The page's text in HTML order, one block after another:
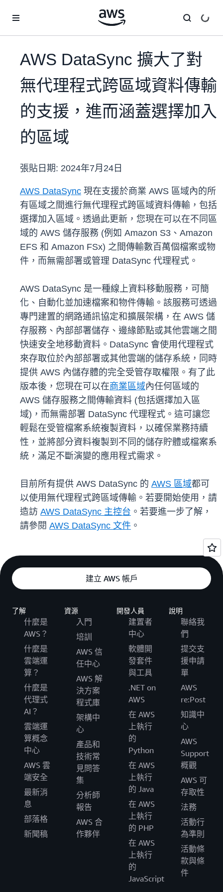
AWS DataSync 擴大了對
無代理程式跨區域資料傳輸
的支援，進而涵蓋選擇加入
的區域
張貼日期: 2024年7月24日
AWS DataSync 現在支援於商業 AWS 區域內的所
有區域之間進行無代理程式跨區域資料傳輸，包括
選擇加入區域。透過此更新，您現在可以在不同區
域的 AWS 儲存服務 (例如 Amazon S3、Amazon
EFS 和 Amazon FSx) 之間傳輸數百萬個檔案或物
件，而無需部署或管理 DataSync 代理程式。
AWS DataSync 是一種線上資料移動服務，可簡
化、自動化並加速檔案和物件傳輸。該服務可透過
專門建置的網路通訊協定和擴展架構，在 AWS 儲
存服務、內部部署儲存、邊緣節點或其他雲端之間
快速安全地移動資料。DataSync 會使用代理程式
來存取位於內部部署或其他雲端的儲存系統，同時
提供 AWS 內儲存體的完全受管存取權限。有了此
版本後，您現在可以在商業區域內任何區域的
AWS 儲存服務之間傳輸資料 (包括選擇加入區
域)，而無需部署 DataSync 代理程式。這可讓您
輕鬆在受管檔案系統複製資料，以確保業務持續
性，並將部分資料複製到不同的儲存貯體或檔案系
統，滿足不斷演變的應用程式需求。
目前所有提供 AWS DataSync 的 AWS 區域都可
以使用無代理程式跨區域傳輸。若要開始使用，請
造訪 AWS DataSync 主控台 。若要進一步了解，
請參閱 AWS DataSync 文件 。
建立 AWS 帳戶
了解
什麼是
AWS？
什麼是
雲端運
算？
什麼是
代理式
AI？
雲端運
算概念
中心
AWS 雲
端安全
最新消
息
部落格
新聞稿
資源
入門
培訓
AWS 信
任中心
AWS 解
決方案
程式庫
架構中
心
產品和
技術常
見問答
集
分析師
報告
AWS 合
作夥伴
開發人員
建置者
中心
軟體開
發套件
與工具
.NET on
AWS
在 AWS
上執行
的
Python
在 AWS
上執行
的 Java
在 AWS
上執行
的 PHP
在 AWS
上執行
的
JavaScript
說明
聯絡我
們
提交支
援申請
單
AWS
re:Post
知識中
心
AWS
Support
概觀
AWS 可
存取性
法務
活動行
為準則
活動條
款與條
件